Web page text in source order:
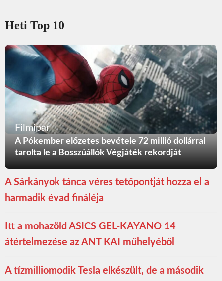
Heti Top 10
Filmipar
A Pókember előzetes bevétele 72 millió dollárral
tarolta le a Bosszúállók Végjáték rekordját
A Sárkányok tánca véres tetőpontját hozza el a
harmadik évad fináléja
Itt a mohazöld ASICS GEL-KAYANO 14
átértelmezése az ANT KAI műhelyéből
A tízmilliomodik Tesla elkészült, de a második